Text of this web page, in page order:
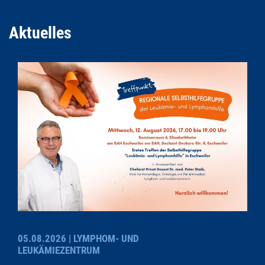
Aktuelles
05.08.2026 | LYMPHOM- UND
LEUKÄMIEZENTRUM